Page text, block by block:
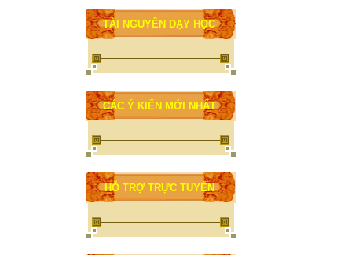
TÀI NGUYÊN DẠY HỌC
CÁC Ý KIẾN MỚI NHẤT
HỖ TRỢ TRỰC TUYẾN